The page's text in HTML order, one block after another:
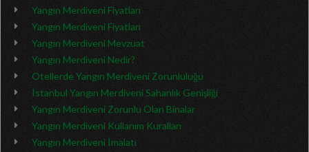
Yangın Merdiveni Fiyatları
Yangın Merdiveni Fiyatları
Yangın Merdiveni Mevzuat
Yangın Merdiveni Nedir?
Otellerde Yangın Merdiveni Zorunluluğu
İstanbul Yangın Merdiveni Sahanlık Genişliği
Yangın Merdiveni Zorunlu Olan Binalar
Yangın Merdiveni Kullanım Kuralları
Yangın Merdiveni İmalatı